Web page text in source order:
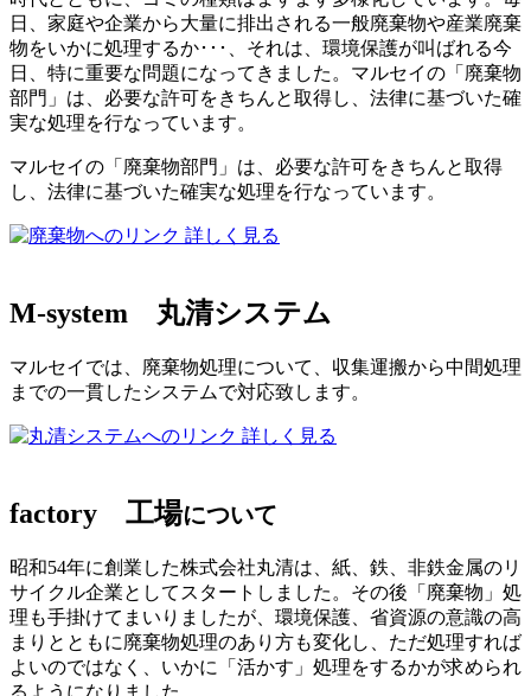
日、家庭や企業から大量に排出される一般廃棄物や産業廃棄
物をいかに処理するか･･･、それは、環境保護が叫ばれる今
日、特に重要な問題になってきました。マルセイの「廃棄物
部門」は、必要な許可をきちんと取得し、法律に基づいた確
実な処理を行なっています。
マルセイの「廃棄物部門」は、必要な許可をきちんと取得
し、法律に基づいた確実な処理を行なっています。
詳しく見る
M-system 丸清システム
マルセイでは、廃棄物処理について、収集運搬から中間処理
までの一貫したシステムで対応致します。
詳しく見る
factory 工場について
昭和54年に創業した株式会社丸清は、紙、鉄、非鉄金属のリ
サイクル企業としてスタートしました。その後「廃棄物」処
理も手掛けてまいりましたが、環境保護、省資源の意識の高
まりとともに廃棄物処理のあり方も変化し、ただ処理すれば
よいのではなく、いかに「活かす」処理をするかが求められ
るようになりました。